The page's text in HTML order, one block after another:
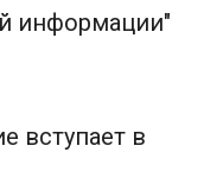
информации"
вступает в